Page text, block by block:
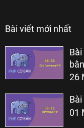
Bài viết mới nhất
26
01